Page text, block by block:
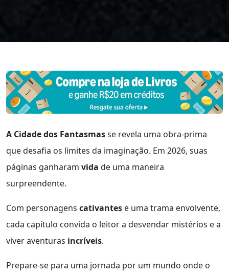
A Cidade dos Fantasmasse revela uma obra-prima
que desafia os limites da imaginação. Em 2026, suas
páginas ganharam vida de uma maneira
surpreendente.
Com personagens cativantes e uma trama envolvente,
cada capítulo convida o leitor a desvendar mistérios e a
viver aventuras incríveis.
Prepare-se para uma jornada por um mundo onde o